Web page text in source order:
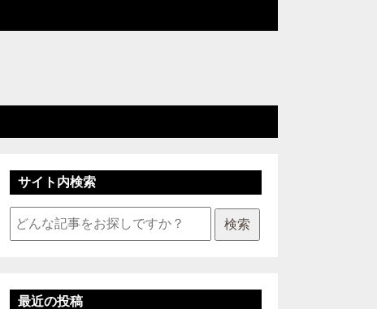
サイト内検索
検索
最近の投稿